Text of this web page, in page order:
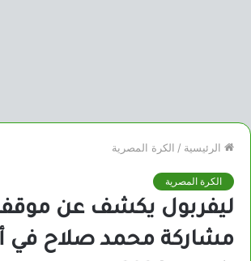
الرئيسية / الكرة المصرية
الكرة المصرية
ليفربول يكشف عن
مشاركة محمد صلاح في